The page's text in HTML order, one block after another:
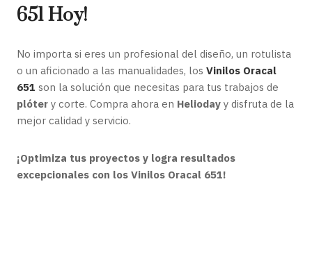
651 Hoy!
No importa si eres un profesional del diseño, un rotulista
o un aficionado a las manualidades, los Vinilos Oracal
651 son la solución que necesitas para tus trabajos de
plóter y corte. Compra ahora en Helioday y disfruta de la
mejor calidad y servicio.
¡Optimiza tus proyectos y logra resultados
excepcionales con los Vinilos Oracal 651!